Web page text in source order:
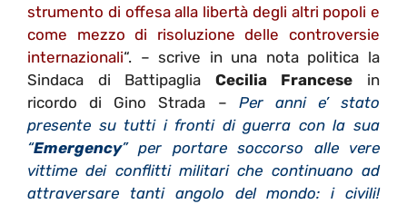
strumento di offesa alla libertà degli altri popoli e
come mezzo di risoluzione delle controversie
internazionali“. – scrive in una nota politica la
Sindaca di Battipaglia Cecilia Francese in
ricordo di Gino Strada – Per anni e’ stato
presente su tutti i fronti di guerra con la sua
“Emergency” per portare soccorso alle vere
vittime dei conflitti militari che continuano ad
attraversare tanti angolo del mondo: i civili!